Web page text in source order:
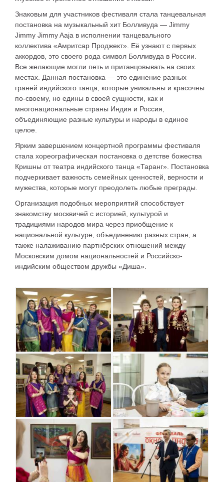
Знаковым для участников фестиваля стала танцевальная
постановка на музыкальный хит Болливуда — Jimmy
Jimmy Jimmy Aaja в исполнении танцевального
коллектива «Амритсар Проджект». Её узнают с первых
аккордов, это своего рода символ Болливуда в России.
Все желающие могли петь и пританцовывать на своих
местах. Данная постановка — это единение разных
граней индийского танца, которые уникальны и красочны
по-своему, но едины в своей сущности, как и
многонациональные страны Индия и Россия,
объединяющие разные культуры и народы в единое
целое.
Ярким завершением концертной программы фестиваля
стала хореографическая постановка о детстве божества
Кришны от театра индийского танца «Таранг». Постановка
подчеркивает важность семейных ценностей, верности и
мужества, которые могут преодолеть любые преграды.
Организация подобных мероприятий способствует
знакомству москвичей с историей, культурой и
традициями народов мира через приобщение к
национальной культуре, объединению разных стран, а
также налаживанию партнёрских отношений между
Московским домом национальностей и Российско-
индийским обществом дружбы «Диша».